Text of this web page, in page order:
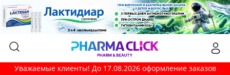
Уважаемые клиенты! До 17.08.2026 оформление заказов